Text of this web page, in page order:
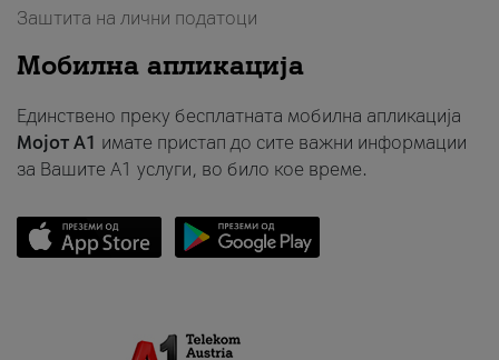
Заштита на лични податоци
Мобилна апликација
Единствено преку бесплатната мобилна апликација
Мојот A1 имате пристап до сите важни информации
за Вашите A1 услуги, во било кое време.